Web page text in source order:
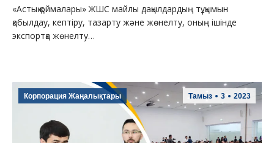
«Астық қоймалары» ЖШС майлы дақылдардың тұқымын
қабылдау, кептіру, тазарту және жөнелту, оның ішінде
экспортқа жөнелту…
Тамыз 3 2023
Корпорация Жаңалықтары